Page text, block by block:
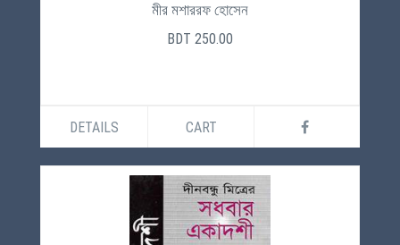
মীর মশাররফ হোসেন
BDT 250.00
DETAILS CART